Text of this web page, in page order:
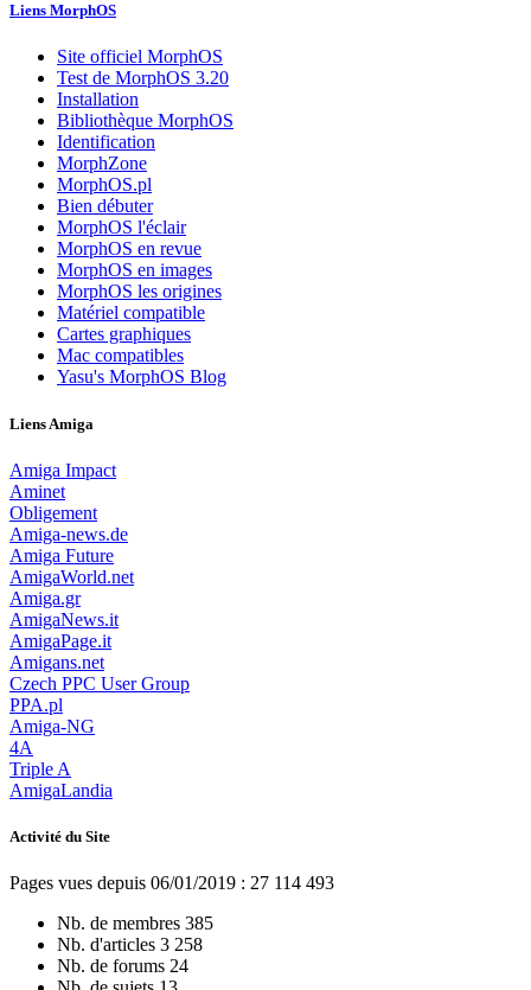
Liens MorphOS
Site officiel MorphOS
Test de MorphOS 3.20
Installation
Bibliothèque MorphOS
Identification
MorphZone
MorphOS.pl
Bien débuter
MorphOS l'éclair
MorphOS en revue
MorphOS en images
MorphOS les origines
Matériel compatible
Cartes graphiques
Mac compatibles
Yasu's MorphOS Blog
Liens Amiga
Amiga Impact
Aminet
Obligement
Amiga-news.de
Amiga Future
AmigaWorld.net
Amiga.gr
AmigaNews.it
AmigaPage.it
Amigans.net
Czech PPC User Group
PPA.pl
Amiga-NG
4A
Triple A
AmigaLandia
Activité du Site
Pages vues depuis 06/01/2019 : 27 114 493
Nb. de membres 385
Nb. d'articles 3 258
Nb. de forums 24